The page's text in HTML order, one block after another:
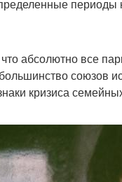
абсолютно все
кризиса